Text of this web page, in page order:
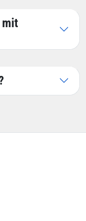
mit